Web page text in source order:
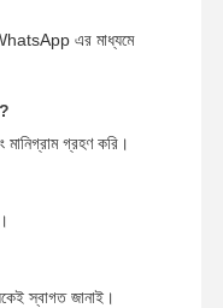
এর মাধ্যমে
গ্রহণ করি।
স্বাগত জানাই।